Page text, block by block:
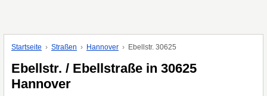
Startseite Straßen Hannover Ebellstr. 30625
Ebellstr. / Ebellstraße in 30625
Hannover